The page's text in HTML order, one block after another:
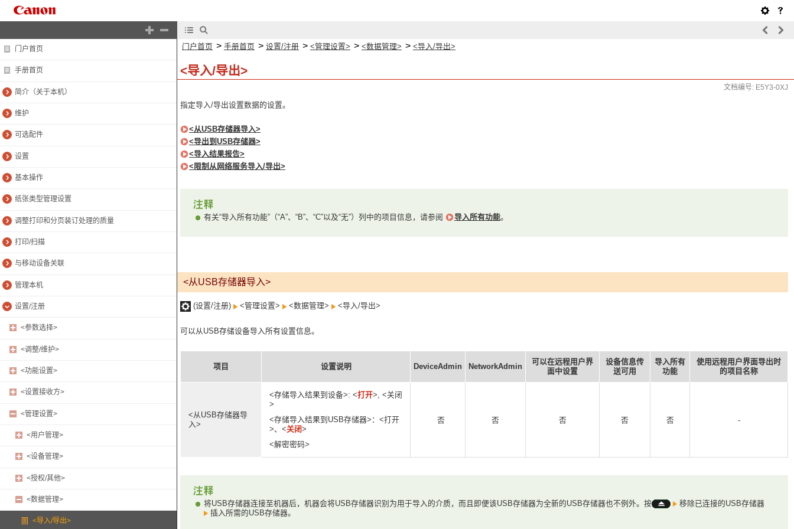
门户首页
手册首页
简介（关于本机）
维护
可选配件
设置
基本操作
纸张类型管理设置
调整打印和分页装订处理的质量
打印/扫描
与移动设备关联
管理本机
设置/注册
<参数选择>
<调整/维护>
<功能设置>
<设置接收方>
<管理设置>
<用户管理>
<设备管理>
<授权/其他>
<数据管理>
<导入/导出>
门户首页 > 手册首页 > 设置/注册 > <管理设置> > <数据管理> > <导入/导出>
<导入/导出>
文档编号: E5Y3-0XJ
指定导入/导出设置数据的设置。
<从USB存储器导入>
<导出到USB存储器>
<导入结果报告>
<限制从网络服务导入/导出>
有关“导入所有功能”（“A”、“B”、“C”以及“无”）列中的项目信息，请参阅 导入所有功能。
<从USB存储器导入>
(设置/注册) <管理设置> <数据管理> <导入/导出>
可以从USB存储设备导入所有设置信息。
项目 设置说明 DeviceAdmin NetworkAdmin
可以在远程用户界
面中设置
设备信息传
送可用
导入所有
功能
使用远程用户界面导出时
的项目名称
<从USB存储器导
入>
<存储导入结果到设备>: <打开>, <关闭
>
<存储导入结果到USB存储器>：<打开
>、<关闭>
<解密密码>
否 否 否 否 否 -
将USB存储器连接至机器后，机器会将USB存储器识别为用于导入的介质，而且即便该USB存储器为全新的USB存储器也不例外。按
移除已连接的USB存储器
插入所需的USB存储器。